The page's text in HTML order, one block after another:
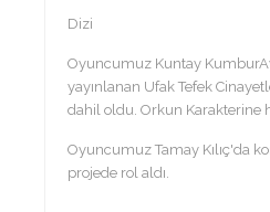
Dizi
Oyuncumuz Kuntay
yayınlanan Ufak Tefek
dahil oldu. Orkun Karakterine
Oyuncumuz Tamay Kılıç'da
projede rol aldı.